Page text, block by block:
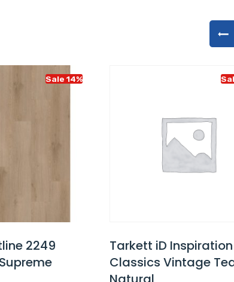
Sale 14%
2249
Tarkett iD
Classics Vintage